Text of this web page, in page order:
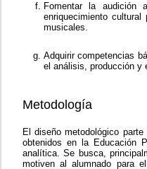
Fomentar la audición
enriquecimiento
musicales.
Adquirir competencias
el análisis, producción y
Metodología
El diseño metodológico
obtenidos en la Educación
analítica. Se busca,
motiven al alumnado para